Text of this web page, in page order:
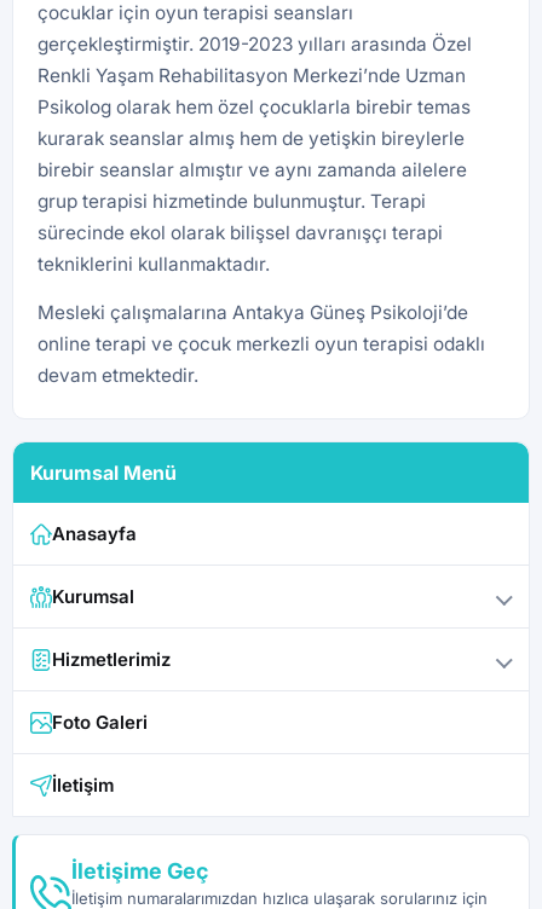
çocuklar için oyun terapisi seansları
gerçekleştirmiştir. 2019-2023 yılları arasında Özel
Renkli Yaşam Rehabilitasyon Merkezi’nde Uzman
Psikolog olarak hem özel çocuklarla birebir temas
kurarak seanslar almış hem de yetişkin bireylerle
birebir seanslar almıştır ve aynı zamanda ailelere
grup terapisi hizmetinde bulunmuştur. Terapi
sürecinde ekol olarak bilişsel davranışçı terapi
tekniklerini kullanmaktadır.
Mesleki çalışmalarına Antakya Güneş Psikoloji’de
online terapi ve çocuk merkezli oyun terapisi odaklı
devam etmektedir.
Kurumsal Menü
Anasayfa
Kurumsal
Hizmetlerimiz
Foto Galeri
İletişim
İletişime Geç
İletişim numaralarımızdan hızlıca ulaşarak sorularınız için